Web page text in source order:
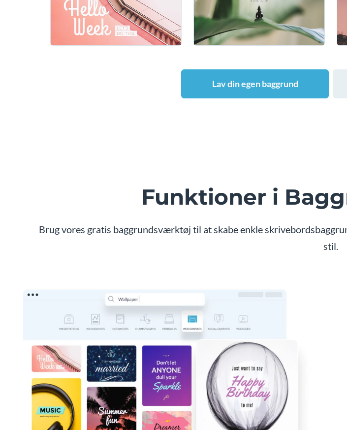
Lav din egen baggrund
Funktioner i
Brug vores gratis baggrundsværktøj til at skabe enkle
stil.